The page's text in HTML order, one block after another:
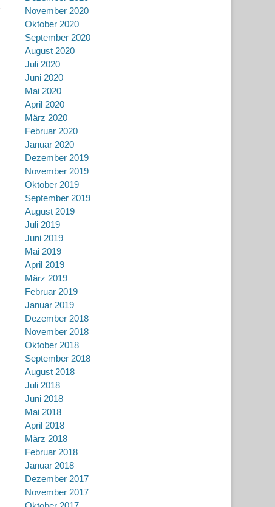
November 2020
Oktober 2020
September 2020
August 2020
Juli 2020
Juni 2020
Mai 2020
April 2020
März 2020
Februar 2020
Januar 2020
Dezember 2019
November 2019
Oktober 2019
September 2019
August 2019
Juli 2019
Juni 2019
Mai 2019
April 2019
März 2019
Februar 2019
Januar 2019
Dezember 2018
November 2018
Oktober 2018
September 2018
August 2018
Juli 2018
Juni 2018
Mai 2018
April 2018
März 2018
Februar 2018
Januar 2018
Dezember 2017
November 2017